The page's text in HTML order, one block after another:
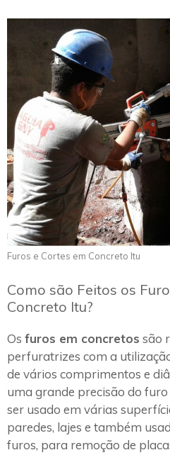
Furos e Cortes em Concreto Itu
Como são Feitos os
Concreto Itu?
Os furos em concretos são
perfuratrizes com a
de vários comprimentos e
uma grande precisão do
ser usado em várias
paredes, lajes e também
furos, para remoção de